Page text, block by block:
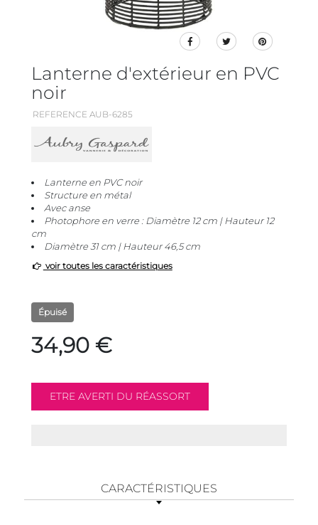
Lanterne d'extérieur en PVC
noir
REFERENCE AUB-6285
Lanterne en PVC noir
Structure en métal
Avec anse
Photophore en verre : Diamètre 12 cm | Hauteur 12
cm
Diamètre 31 cm | Hauteur 46,5 cm
voir toutes les caractéristiques
Épuisé
34,90 €
CARACTÉRISTIQUES